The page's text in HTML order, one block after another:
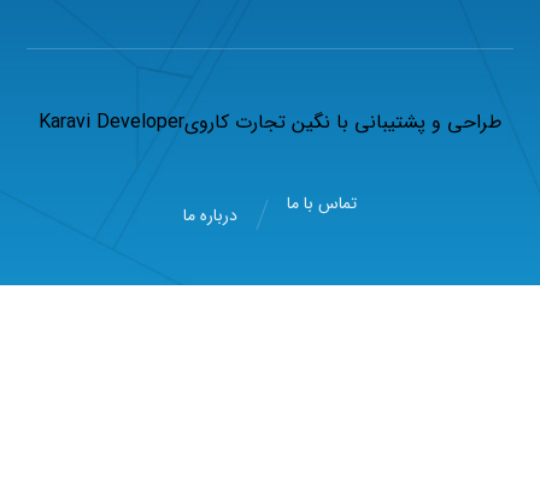
طراحی و پشتیبانی با نگین تجارت کارویKaravi Developer
تماس با ما درباره ما